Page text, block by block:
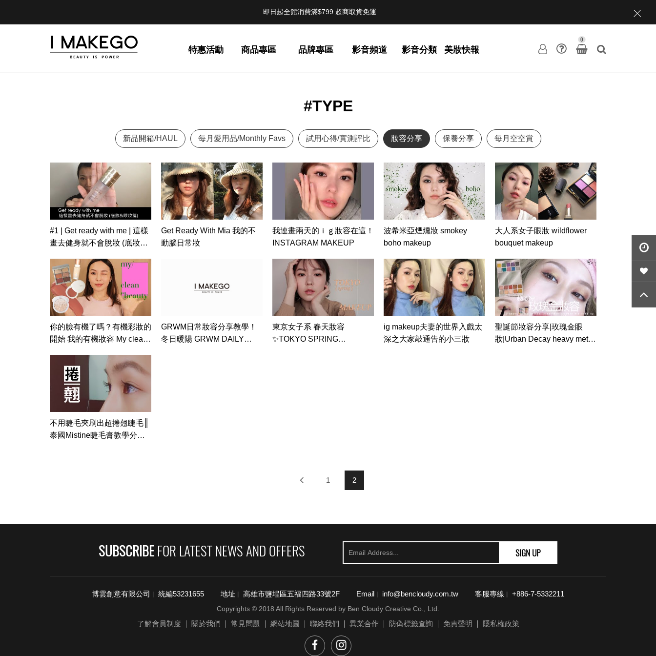
即日起全館消費滿$799 超商取貨免運
0
特惠活動 商品專區 品牌專區 影音頻道 影音分類 美妝快報
#TYPE
新品開箱/HAUL 每月愛用品/Monthly Favs 試用心得/實測評比 妝容分享 保養分享 每月空空賞
#1 | Get ready with me | 這樣
畫去健身就不會脫妝 (底妝&
Get Ready With Mia 我的不
動腦日常妝
我連畫兩天的ｉｇ妝容在這！
INSTAGRAM MAKEUP
波希米亞煙燻妝 smokey
boho makeup
大人系女子眼妝 wildflower
bouquet makeup
你的臉有機了嗎？有機彩妝的
開始 我的有機妝容 My clean
GRWM日常妝容分享教學！
冬日暖陽 GRWM DAILY
東京女子系 春天妝容
✨TOKYO SPRING
ig makeup夫妻的世界入戲太
深之大家敲通告的小三妝
聖誕節妝容分享|玫瑰金眼
妝|Urban Decay heavy metal
不用睫毛夾刷出超捲翹睫毛║
泰國Mistine睫毛膏教學分享
1 2
SUBSCRIBE FOR LATEST NEWS AND OFFERS SIGN UP
博雲創意有限公司 統編53231655 地址 高雄市鹽埕區五福四路33號2F Email info@bencloudy.com.tw 客服專線 +886-7-5332211
Copyrights © 2018 All Rights Reserved by Ben Cloudy Creative Co., Ltd.
了解會員制度 關於我們 常見問題 網站地圖 聯絡我們 異業合作 防偽標籤查詢 免責聲明 隱私權政策